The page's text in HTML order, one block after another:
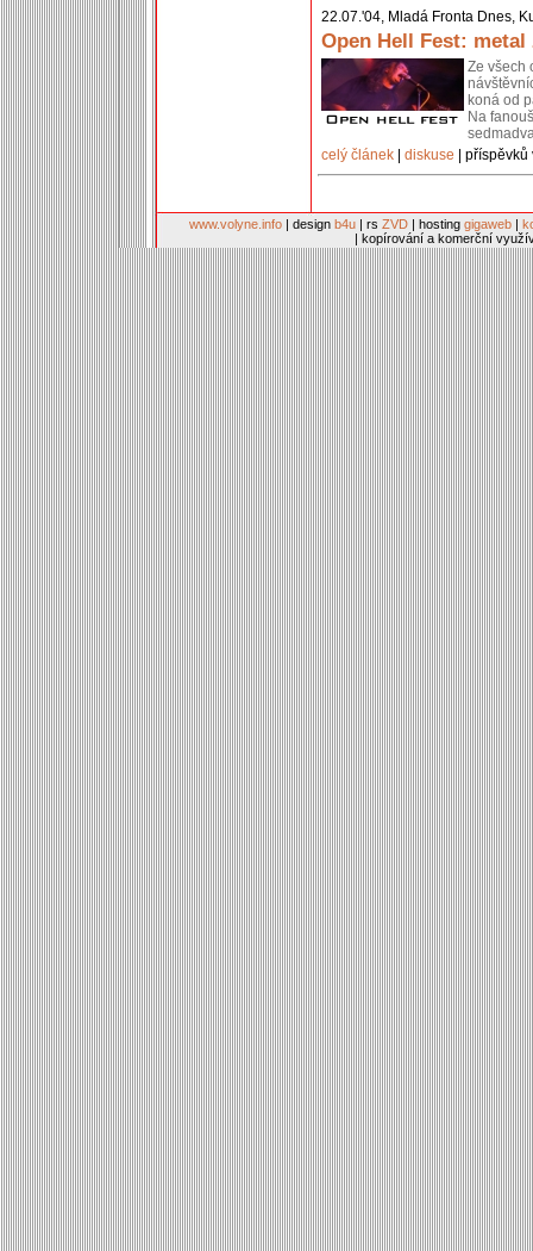
22.07.'04, Mladá Fronta Dnes,
Open Hell Fest: metal
Ze všech
koná od
Na
celý článek
diskuse |
www.volyne.info | design b4u | rs ZVD | hosting gigaweb |
| kopírování a komerční